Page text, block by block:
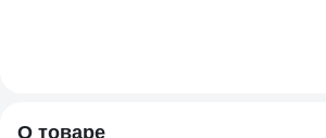
О товаре